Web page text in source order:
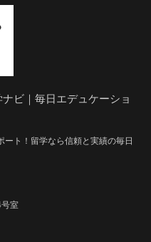
ビ｜毎日エデュケーショ
ト！留学なら信頼と実績の毎日
室